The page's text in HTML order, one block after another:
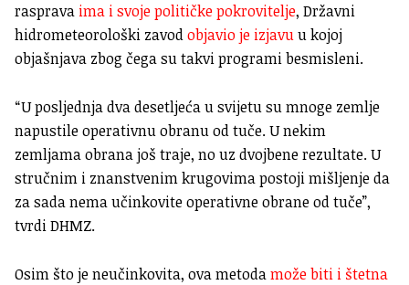
rasprava ima i svoje političke pokrovitelje, Državni
hidrometeorološki zavodobjavio je izjavuu kojoj
objašnjava zbog čega su takvi programi besmisleni.
“U posljednja dva desetljeća u svijetu su mnoge zemlje
napustile operativnu obranu od tuče. U nekim
zemljama obrana još traje, no uz dvojbene rezultate. U
stručnim i znanstvenim krugovima postoji mišljenje da
za sada nema učinkovite operativne obrane od tuče”,
tvrdi DHMZ.
Osim što je neučinkovita, ova metodamože biti i štetna